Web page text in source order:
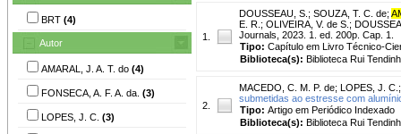
BRT (4)
Autor
AMARAL, J. A. T. do (4)
FONSECA, A. F. A. da. (3)
LOPES, J. C. (3)
1.
DOUSSEAU, S. ; SOUZA, T. C. de;
E. R.; OLIVEIRA, V. de S.;
Journals, 2023. 1. ed. 200p. Cap. 1.
Tipo: Capítulo em Livro Técnico-
Biblioteca(s): Biblioteca Rui
2.
MACEDO, C. M. P. de; LOPES, J. C.
submetidas ao estresse com
Tipo: Artigo em Periódico Indexado
Biblioteca(s): Biblioteca Rui